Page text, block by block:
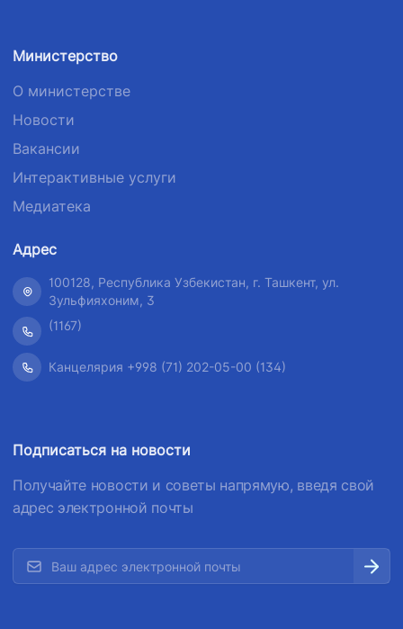
Министерство
О министерстве
Новости
Вакансии
Интерактивные услуги
Медиатека
Адрес
100128, Республика Узбекистан, г. Ташкент, ул.
Зульфияхоним, 3
(1167)
Канцелярия +998 (71) 202-05-00 (134)
Подписаться на новости
Получайте новости и советы напрямую, введя свой
адрес электронной почты